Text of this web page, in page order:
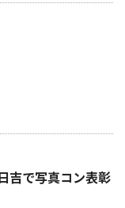
吉で写真コン表彰